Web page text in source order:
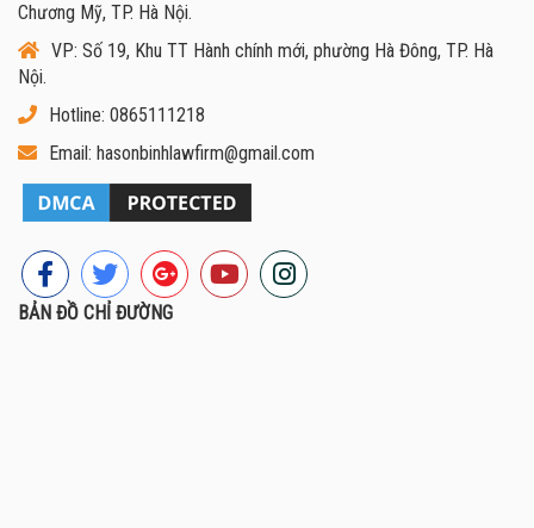
Chương Mỹ, TP. Hà Nội.
VP: Số 19, Khu TT Hành chính mới, phường Hà Đông, TP. Hà
Nội.
Hotline: 0865111218
Email: hasonbinhlawfirm@gmail.com
BẢN ĐỒ CHỈ ĐƯỜNG